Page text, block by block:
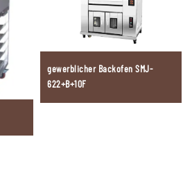
gewerblicher Backofen SMJ-
622+B+10F